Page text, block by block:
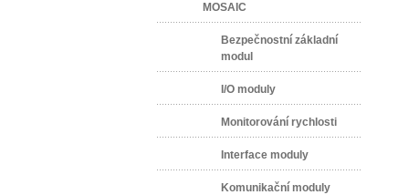
MOSAIC
Bezpečnostní základní
modul
I/O moduly
Monitorování rychlosti
Interface moduly
Komunikační moduly